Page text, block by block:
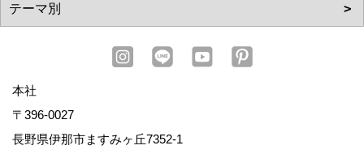
本社
〒396-0027
長野県伊那市ますみヶ丘7352-1